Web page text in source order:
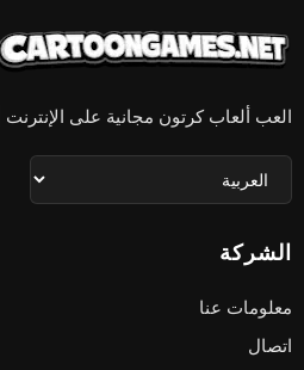
العب ألعاب كرتون مجانية على الإنترنت | CartoonGames.net
الشركة
معلومات عنا
اتصال